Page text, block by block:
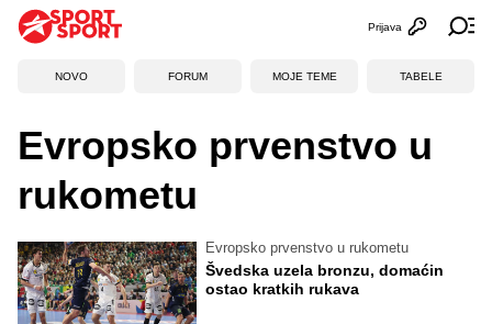
Otvori
Prijava
NOVO FORUM MOJE TEME TABELE
Evropsko prvenstvo u
rukometu
Evropsko prvenstvo u rukometu
Švedska uzela bronzu, domaćin
ostao kratkih rukava